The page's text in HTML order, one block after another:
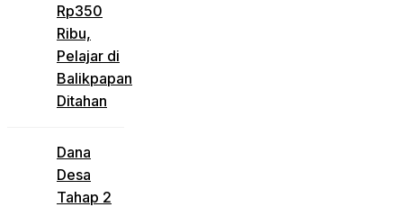
Rp350
Ribu,
Pelajar di
Balikpapan
Ditahan
Dana
Desa
Tahap 2